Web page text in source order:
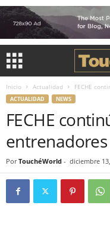
Inicio Actualidad FECHE
ACTUALIDAD NEWS
FECHE
entrenadores
Por TouchéWorld - diciembre